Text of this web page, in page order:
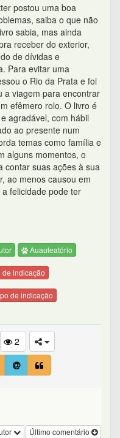
postou uma boa
saiba o que não
sabia, mas ainda
receber do exterior,
de dívidas e
Para evitar uma
o Rio da Prata e foi
a viagem para encontrar
efêmero rolo. O livro é
agradável, com hábil
ao presente num
temas como família e
alguns momentos, o
contar suas ações à sua
ao menos causou em
felicidade pode ter
Auauleatório
de indicação
de indicação
2
Último comentário